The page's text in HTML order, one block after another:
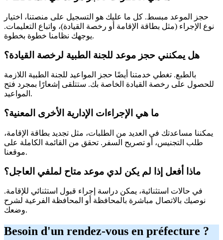
حجز الموعد مبسط. كل ما عليك هو التسجيل على منصتنا، اختيار
نوع الإجراء (مثل بطاقة الإقامة أو رخصة القيادة)، واتباع التعليمات.
يوجهك نظامنا خطوة بخطوة.
هل يمكنني حجز موعد للجنة الطبية لرخصة القيادة؟
بالطبع. تغطي خدمتنا أيضًا حجز المواعيد للجنة الطبية اللازمة
للحصول على رخصة القيادة الخاصة بك. ستتلقى إشعارًا بمجرد فتح
المواعيد.
ما هي الإجراءات الإدارية الأخرى المعنية؟
يمكننا مساعدتك في العديد من الطلبات، مثل تجديد بطاقة الإقامة،
طلب التجنيس، أو تصريح السفر. تحقق من القائمة الكاملة على
موقعنا.
ماذا أفعل إذا لم يكن لدي موعد متاح لملفي العاجل؟
في حالات استثنائية، يمكن دراسة إجراء قبول استثنائي للإقامة.
نوصيك بالاتصال مباشرة بالمحافظة أو المحافظة الفرعية لشرح
وضعك.
Besoin d'un rendez-vous en préfecture ?